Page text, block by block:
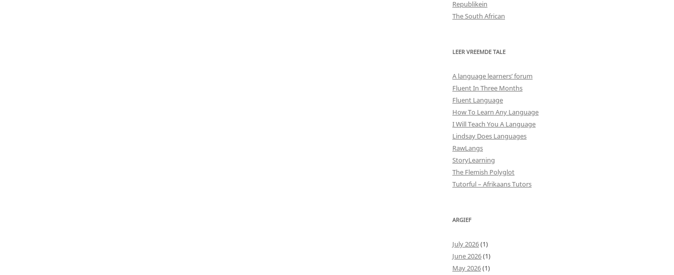
Republikein
The South African
LEER VREEMDE TALE
A language learners’ forum
Fluent In Three Months
Fluent Language
How To Learn Any Language
I Will Teach You A Language
Lindsay Does Languages
RawLangs
StoryLearning
The Flemish Polyglot
Tutorful – Afrikaans Tutors
ARGIEF
July 2026(1)
June 2026(1)
May 2026(1)